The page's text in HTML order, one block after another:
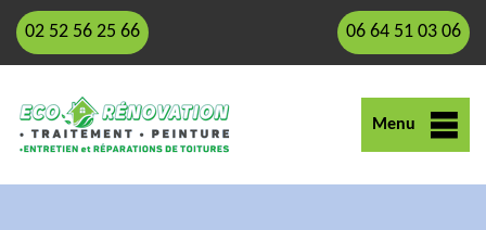
02 52 56 25 66 06 64 51 03 06
Menu